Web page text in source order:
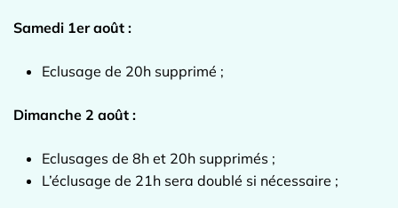
Samedi 1er août :
Eclusage de 20h supprimé ;
Dimanche 2 août :
Eclusages de 8h et 20h supprimés ;
L’éclusage de 21h sera doublé si nécessaire ;